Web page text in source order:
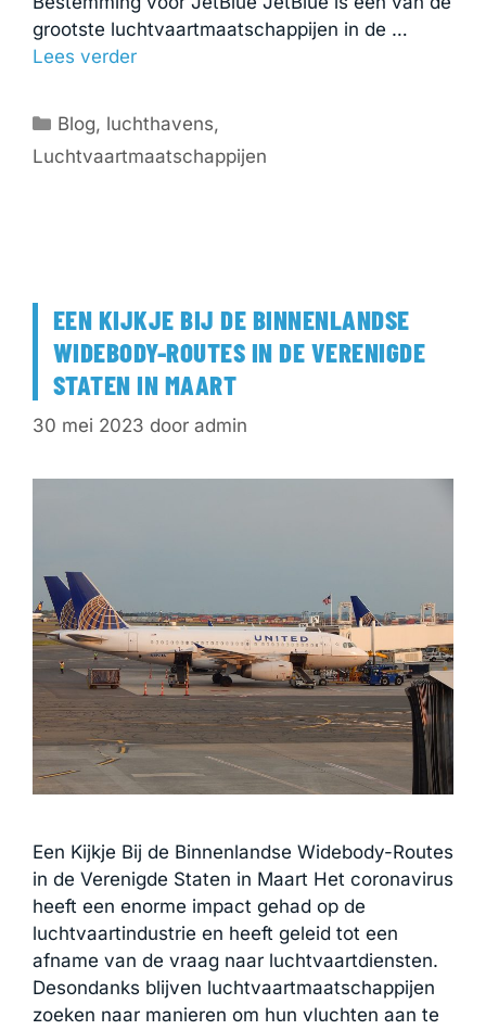
grootste luchtvaartmaatschappijen in de …
Lees verder
Categorieën
Blog, luchthavens,
Luchtvaartmaatschappijen
EEN KIJKJE BIJ DE BINNENLANDSE
WIDEBODY-ROUTES IN DE VERENIGDE
STATEN IN MAART
30 mei 2023 door admin
Een Kijkje Bij de Binnenlandse Widebody-Routes
in de Verenigde Staten in Maart Het coronavirus
heeft een enorme impact gehad op de
luchtvaartindustrie en heeft geleid tot een
afname van de vraag naar luchtvaartdiensten.
Desondanks blijven luchtvaartmaatschappijen
zoeken naar manieren om hun vluchten aan te